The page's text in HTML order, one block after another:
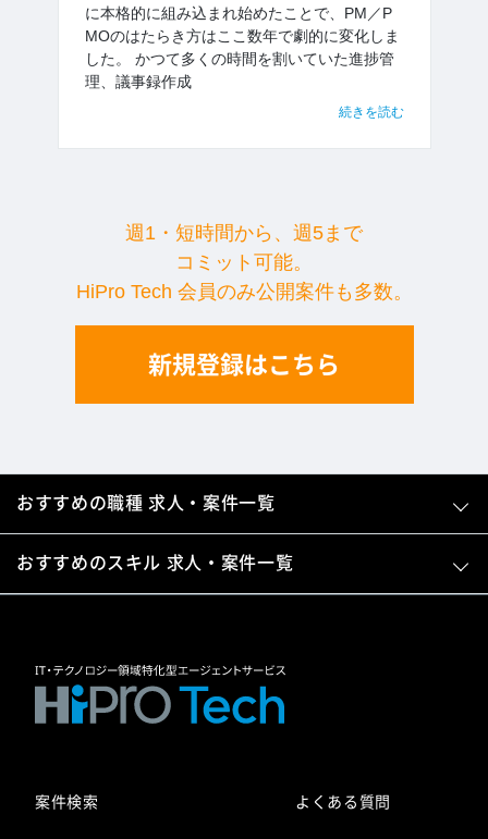
に本格的に組み込まれ始めたことで、PM／P
MOのはたらき方はここ数年で劇的に変化しま
した。 かつて多くの時間を割いていた進捗管
理、議事録作成
続きを読む
週1・短時間から、週5まで
コミット可能。
HiPro Tech 会員のみ公開案件も多数。
新規登録はこちら
おすすめの職種 求人・案件一覧
おすすめのスキル 求人・案件一覧
案件検索 よくある質問